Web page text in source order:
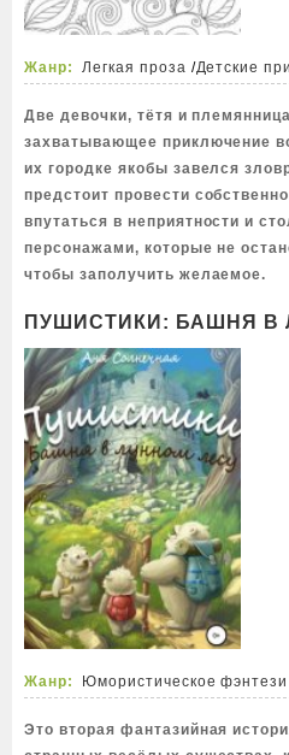
Жанр: Легкая проза /Детские
Две девочки, тётя и
захватывающее приключение
их городке якобы завелся
предстоит провести
впутаться в неприятности и
персонажами, которые не
чтобы заполучить желаемое.
ПУШИСТИКИ: БАШНЯ В
Жанр: Юмористическое фэнтези
Это вторая фантазийная